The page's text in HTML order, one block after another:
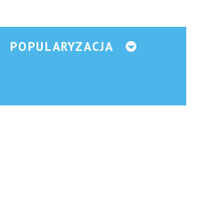
POPULARYZACJA